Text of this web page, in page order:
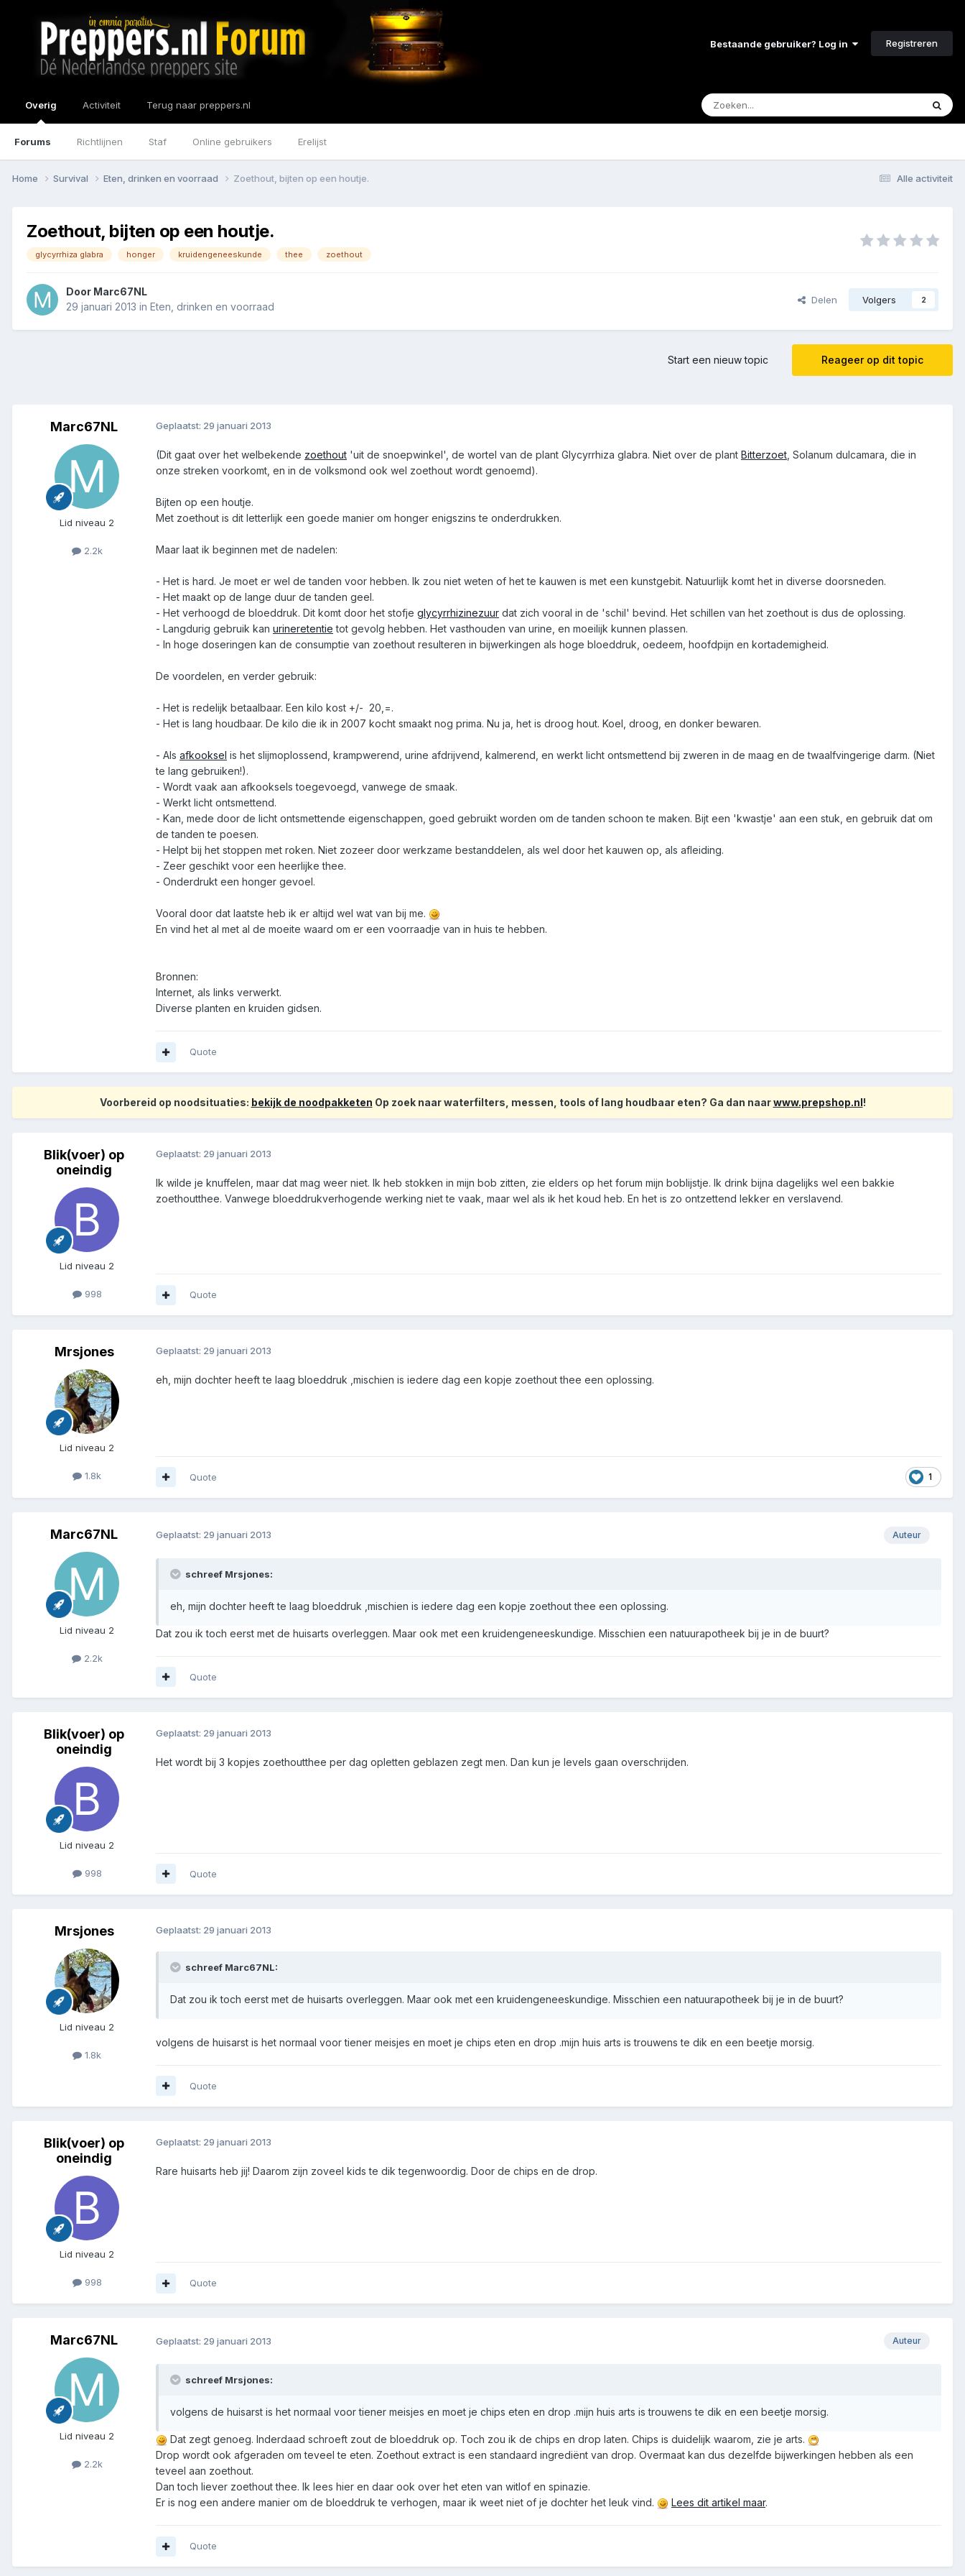
Bestaande gebruiker? Log in Registreren
Overig
Forums Richtlijnen Staf Online gebruikers Erelijst
Activiteit Terug naar preppers.nl
Alle activiteit
Home Survival Eten, drinken en voorraad Zoethout, bijten op een houtje.
Zoethout, bijten op een houtje.
glycyrrhiza glabra honger kruidengeneeskunde thee zoethout
Door Marc67NL
29 januari 2013 in Eten, drinken en voorraad
Delen Volgers 2
Reageer op dit topic
Start een nieuw topic
Marc67NL
Lid niveau 2
2.2k
Geplaatst: 29 januari 2013
(Dit gaat over het welbekende zoethout 'uit de snoepwinkel', de wortel van de plant Glycyrrhiza glabra. Niet over de plant Bitterzoet , Solanum dulcamara, die in
onze streken voorkomt, en in de volksmond ook wel zoethout wordt genoemd).
Bijten op een houtje.
Met zoethout is dit letterlijk een goede manier om honger enigszins te onderdrukken.
Maar laat ik beginnen met de nadelen:
- Het is hard. Je moet er wel de tanden voor hebben. Ik zou niet weten of het te kauwen is met een kunstgebit. Natuurlijk komt het in diverse doorsneden.
- Het maakt op de lange duur de tanden geel.
- Het verhoogd de bloeddruk. Dit komt door het stofje glycyrrhizinezuur dat zich vooral in de 'schil' bevind. Het schillen van het zoethout is dus de oplossing.
- Langdurig gebruik kan urineretentie tot gevolg hebben. Het vasthouden van urine, en moeilijk kunnen plassen.
- In hoge doseringen kan de consumptie van zoethout resulteren in bijwerkingen als hoge bloeddruk, oedeem, hoofdpijn en kortademigheid.
De voordelen, en verder gebruik:
- Het is redelijk betaalbaar. Een kilo kost +/-  20,=.
- Het is lang houdbaar. De kilo die ik in 2007 kocht smaakt nog prima. Nu ja, het is droog hout. Koel, droog, en donker bewaren.
- Als afkooksel is het slijmoplossend, krampwerend, urine afdrijvend, kalmerend, en werkt licht ontsmettend bij zweren in de maag en de twaalfvingerige darm. (Niet
te lang gebruiken!).
- Wordt vaak aan afkooksels toegevoegd, vanwege de smaak.
- Werkt licht ontsmettend.
- Kan, mede door de licht ontsmettende eigenschappen, goed gebruikt worden om de tanden schoon te maken. Bijt een 'kwastje' aan een stuk, en gebruik dat om
de tanden te poesen.
- Helpt bij het stoppen met roken. Niet zozeer door werkzame bestanddelen, als wel door het kauwen op, als afleiding.
- Zeer geschikt voor een heerlijke thee.
- Onderdrukt een honger gevoel.
Vooral door dat laatste heb ik er altijd wel wat van bij me.
En vind het al met al de moeite waard om er een voorraadje van in huis te hebben.
Bronnen:
Internet, als links verwerkt.
Diverse planten en kruiden gidsen.
Quote
Voorbereid op noodsituaties: bekijk de noodpakketen Op zoek naar waterfilters, messen, tools of lang houdbaar eten? Ga dan naarwww.prepshop.nl!
Blik(voer) op
oneindig
Lid niveau 2
998
Geplaatst: 29 januari 2013
Ik wilde je knuffelen, maar dat mag weer niet. Ik heb stokken in mijn bob zitten, zie elders op het forum mijn boblijstje. Ik drink bijna dagelijks wel een bakkie
zoethoutthee. Vanwege bloeddrukverhogende werking niet te vaak, maar wel als ik het koud heb. En het is zo ontzettend lekker en verslavend.
Quote
Mrsjones
Lid niveau 2
1.8k
Geplaatst: 29 januari 2013
eh, mijn dochter heeft te laag bloeddruk ,mischien is iedere dag een kopje zoethout thee een oplossing.
1
Quote
Marc67NL
Lid niveau 2
2.2k
Auteur
Geplaatst: 29 januari 2013
schreef Mrsjones:
eh, mijn dochter heeft te laag bloeddruk ,mischien is iedere dag een kopje zoethout thee een oplossing.
Dat zou ik toch eerst met de huisarts overleggen. Maar ook met een kruidengeneeskundige. Misschien een natuurapotheek bij je in de buurt?
Quote
Blik(voer) op
oneindig
Lid niveau 2
998
Geplaatst: 29 januari 2013
Het wordt bij 3 kopjes zoethoutthee per dag opletten geblazen zegt men. Dan kun je levels gaan overschrijden.
Quote
Mrsjones
Lid niveau 2
1.8k
Geplaatst: 29 januari 2013
schreef Marc67NL:
Dat zou ik toch eerst met de huisarts overleggen. Maar ook met een kruidengeneeskundige. Misschien een natuurapotheek bij je in de buurt?
volgens de huisarst is het normaal voor tiener meisjes en moet je chips eten en drop .mijn huis arts is trouwens te dik en een beetje morsig.
Quote
Blik(voer) op
oneindig
Lid niveau 2
998
Geplaatst: 29 januari 2013
Rare huisarts heb jij! Daarom zijn zoveel kids te dik tegenwoordig. Door de chips en de drop.
Quote
Marc67NL
Lid niveau 2
2.2k
Auteur
Geplaatst: 29 januari 2013
schreef Mrsjones:
volgens de huisarst is het normaal voor tiener meisjes en moet je chips eten en drop .mijn huis arts is trouwens te dik en een beetje morsig.
Dat zegt genoeg. Inderdaad schroeft zout de bloeddruk op. Toch zou ik de chips en drop laten. Chips is duidelijk waarom, zie je arts.
Drop wordt ook afgeraden om teveel te eten. Zoethout extract is een standaard ingrediënt van drop. Overmaat kan dus dezelfde bijwerkingen hebben als een
teveel aan zoethout.
Dan toch liever zoethout thee. Ik lees hier en daar ook over het eten van witlof en spinazie.
Er is nog een andere manier om de bloeddruk te verhogen, maar ik weet niet of je dochter het leuk vind.
Lees dit artikel maar.
Quote